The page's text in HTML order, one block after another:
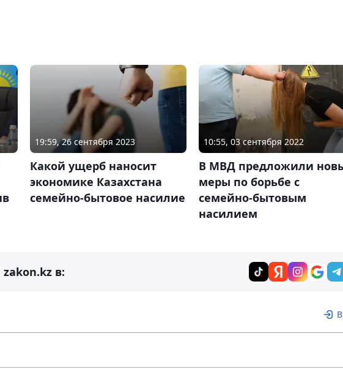
19:59, 26 сентября 2023
Какой ущерб наносит
экономике Казахстана
семейно-бытовое насилие
10:55, 03 сентября 2022
В МВД предложили
меры по борьбе с
семейно-бытовым
насилием
в: